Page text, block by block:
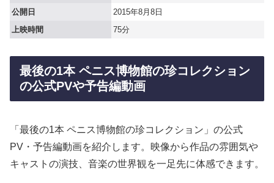
公開日
2015年8月8日
上映時間
75分
最後の1本 ペニス博物館の珍コレクション
の公式PVや予告編動画
「最後の1本 ペニス博物館の珍コレクション」の公式
PV・予告編動画を紹介します。映像から作品の雰囲気や
キャストの演技、音楽の世界観を一足先に体感できます。